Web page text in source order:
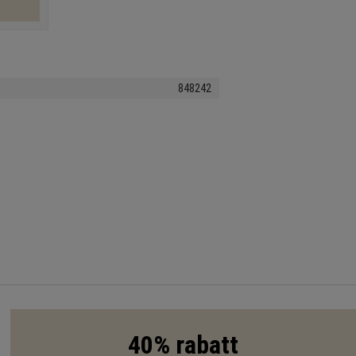
848242
40% rabatt